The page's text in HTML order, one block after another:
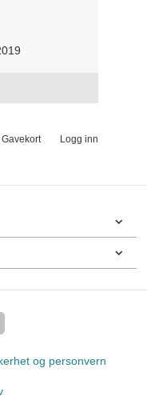
Gavekort Logg inn
og personvern